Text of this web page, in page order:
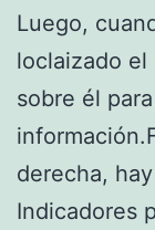
Luego,
loclaizado
sobre él
derecha,
Indicadores